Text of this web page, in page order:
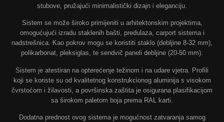
stubove, pružajući minimalistički dizajn i eleganciju.
Sistem se može široko primijeniti u arhitektonskim projektima,
omogućujući izradu staklenih bašti, predulaza, carport sistema i
nadstrešnica. Kao pokrov mogu se koristiti staklo (debljine 8-32 mm),
polikarbonat, pleksiglas, te sendvič paneli debljine (20-50 mm).
Sistem je atestiran na opterećenje težinom i na udare vjetra. Profili
koji se koriste su od kvalitetnog konstrukcionog aluminija s visokom
čvrstoćom i žilavosti, a površinska zaštita je osigurana plasifikacijom
sa širokom paletom boja prema RAL karti.
Dodatna prednost ovog sistema je mogućnost zatvaranja samog